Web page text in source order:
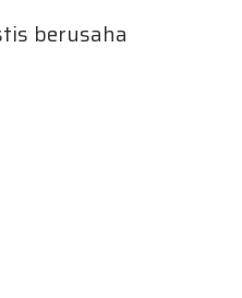
berusaha